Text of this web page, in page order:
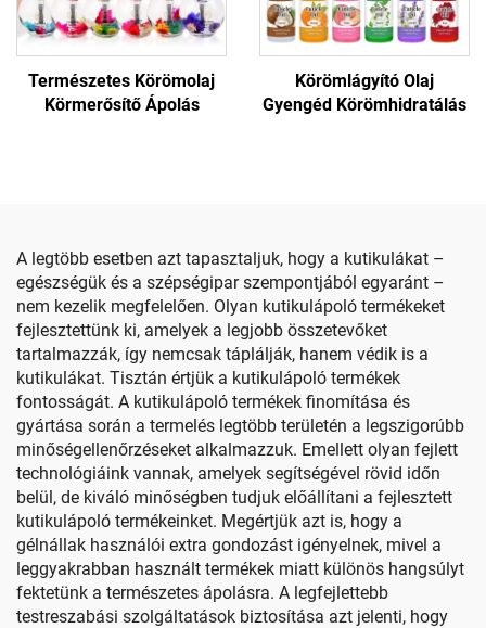
Természetes Körömolaj
Körmerősítő Ápolás
Körömlágyító Olaj
Gyengéd Körömhidratálás
A legtöbb esetben azt tapasztaljuk, hogy a kutikulákat –
egészségük és a szépségipar szempontjából egyaránt –
nem kezelik megfelelően. Olyan kutikulápoló termékeket
fejlesztettünk ki, amelyek a legjobb összetevőket
tartalmazzák, így nemcsak táplálják, hanem védik is a
kutikulákat. Tisztán értjük a kutikulápoló termékek
fontosságát. A kutikulápoló termékek finomítása és
gyártása során a termelés legtöbb területén a legszigorúbb
minőségellenőrzéseket alkalmazzuk. Emellett olyan fejlett
technológiáink vannak, amelyek segítségével rövid időn
belül, de kiváló minőségben tudjuk előállítani a fejlesztett
kutikulápoló termékeinket. Megértjük azt is, hogy a
gélnállak használói extra gondozást igényelnek, mivel a
leggyakrabban használt termékek miatt különös hangsúlyt
fektetünk a természetes ápolásra. A legfejlettebb
testreszabási szolgáltatások biztosítása azt jelenti, hogy